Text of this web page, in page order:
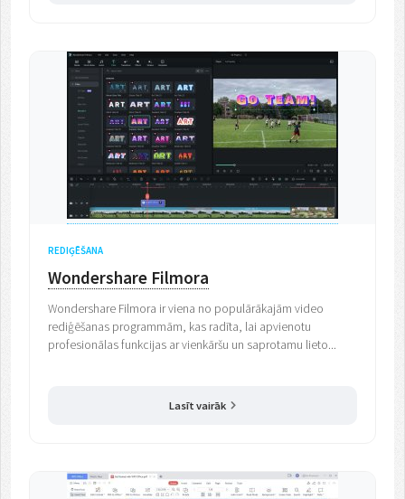
REDIĢĒŠANA
Wondershare Filmora
Wondershare Filmora ir viena no populārākajām video
rediģēšanas programmām, kas radīta, lai apvienotu
profesionālas funkcijas ar vienkāršu un saprotamu lieto...
Lasīt vairāk